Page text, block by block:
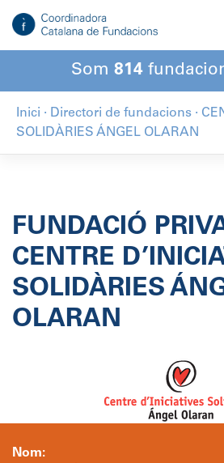
contingut
Som 814
Inici · Directori de fundacions ·
SOLIDÀRIES ÁNGEL OLARAN
FUNDACIÓ
CENTRE
SOLIDÀRIES
OLARAN
Nom: